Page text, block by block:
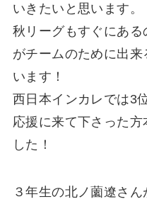
いきたいと思います。
秋リーグもすぐにある
がチームのために出
います！
西日本インカレでは3
応援に来て下さった方
した！
３年生の北ノ薗遼さ